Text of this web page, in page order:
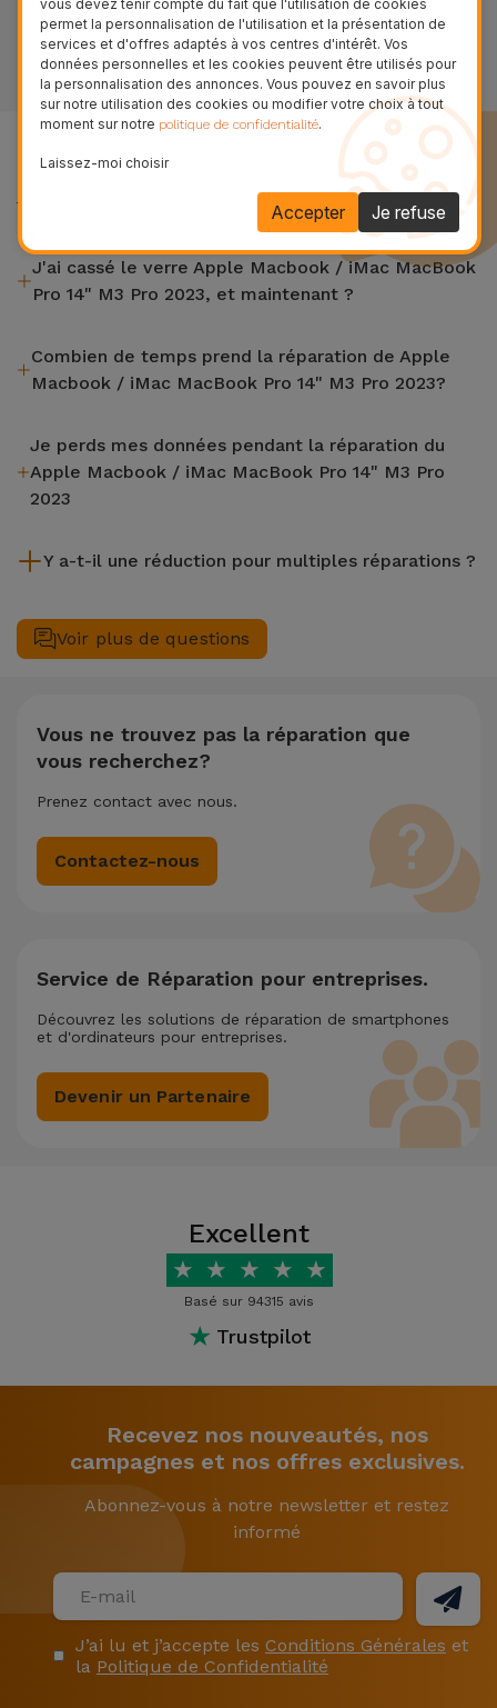
VOIR LES MAGASINS
Nous répondons ici à certaines des questions les plus
fréquentes de nos clients
J'ai cassé le verre Apple Macbook / iMac MacBook
Pro 14" M3 Pro 2023, et maintenant ?
de 2 ans. Trouvez le magasin le plus proche.
Combien de temps prend la réparation de Apple
Macbook / iMac MacBook Pro 14" M3 Pro 2023?
l'écran, sont effectuées en environ 20 à 30 minutes.
Je perds mes données pendant la réparation du
Apple Macbook / iMac MacBook Pro 14" M3 Pro
2023
il est toujours recommandé de faire une sauvegarde. La page
des fichiers.
Y a-t-il une réduction pour multiples réparations ?
complète de votre équipement. Si votre Apple Macbook /
iMac MacBook Pro 14" M3 Pro 2023 nécessite deux ou
réparation la moins chère.
Voir plus de questions
Vous ne trouvez pas la réparation que
vous recherchez?
Prenez contact avec nous.
Contactez-nous
Service de Réparation pour entreprises.
Découvrez les solutions de réparation de smartphones
et d'ordinateurs pour entreprises.
Devenir un Partenaire
Excellent
★ ★ ★ ★ ★
Basé sur 94315 avis
★ Trustpilot
Recevez nos nouveautés, nos
campagnes et nos offres exclusives.
Abonnez-vous à notre newsletter et restez
informé
J’ai lu et j’accepte les Conditions Générales et
la Politique de Confidentialité
vous devez tenir compte du fait que l'utilisation de cookies
permet la personnalisation de l'utilisation et la présentation de
services et d'offres adaptés à vos centres d'intérêt. Vos
données personnelles et les cookies peuvent être utilisés pour
la personnalisation des annonces. Vous pouvez en savoir plus
sur notre utilisation des cookies ou modifier votre choix à tout
moment sur notre politique de confidentialité.
Laissez-moi choisir
Je refuse
Accepter